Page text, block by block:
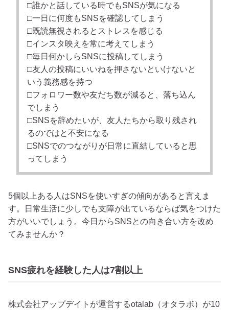
□誰かと話している時でもSNSが気になる
□一日に何度もSNSを確認してしまう
□既読無視されるとストレスを感じる
□インスタ映えを常に考えてしまう
□毎日何かしらSNSに投稿してしまう
□友人の投稿にいいねを押さないといけないと
いう義務感を持つ
□フォロワー数や友だち数が減ると、落ち込ん
でしまう
□SNSを辞めたいが、友人たちから取り残され
るのではと不安になる
□SNSでのつながりが日常に直結していると思
ってしまう
5個以上ある人はSNSを使いすぎの傾向があると言えま
す。日常生活に少しでも支障が出ているならば気をつけた
方がいいでしょう。今日からSNSとの向き合い方を改め
てみませんか？
SNS疲れを経験した人は7割以上
株式会社アップデイトが運営するotalab（オタラボ）が10